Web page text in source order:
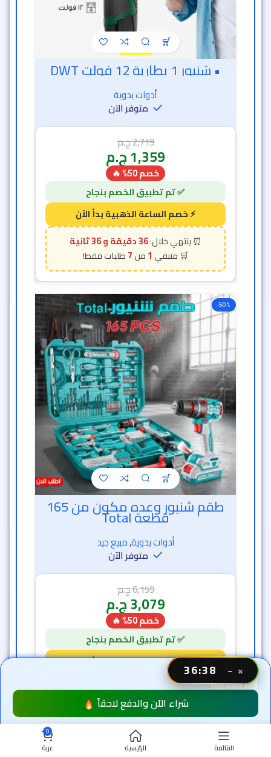
2,719ج.م
1,359ج.م
خصم 50% 🔥
36 دقيقة و 33 ثانية
1
7
طقم شنيور وعده مكون من 165 قطعة Total
أدوات يدوية,مبيع جيد
متوفر الآن
6,159ج.م
3,079ج.م
خصم 50% 🔥
36 دقيقة و 33 ثانية
1
7
شاهدتها سابقاً
شراء الآن والدفع لاحقاً
القائمة الرئيسية
0
عربة
×
−
36:34